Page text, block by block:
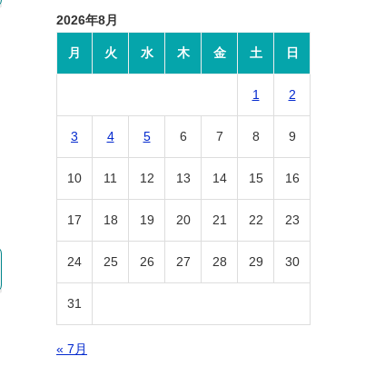
2026年8月
月 火 水 木 金 土 日
1 2
3 4 5 6 7 8 9
10 11 12 13 14 15 16
17 18 19 20 21 22 23
24 25 26 27 28 29 30
31
« 7月